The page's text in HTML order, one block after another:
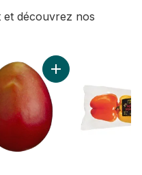
et découvrez nos
Romaine, paquet de 3 au
Ajouter Mangues